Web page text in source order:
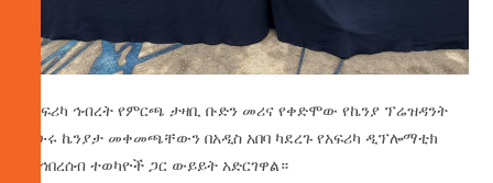
የአፍሪካ ኅብረት የምርጫ ታዛቢ ቡድን መሪና የቀድሞው የኬንያ ፕሬዝዳንት
ኡሁሩ ኬንያታ መቀመጫቸውን በአዲስ አበባ ካደረጉ የአፍሪካ ዲፕሎማቲክ
ማኅበረሰብ ተወካዮች ጋር ውይይት አድርገዋል።